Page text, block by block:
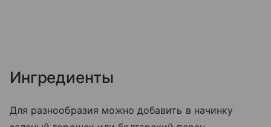
Ингредиенты
Для разнообразия можно добавить в начинку